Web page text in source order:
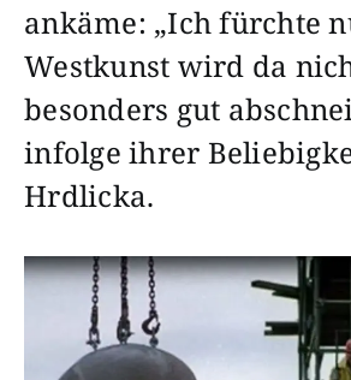
ankäme: „Ich fürchte
Westkunst wird da
besonders gut
infolge ihrer
Hrdlicka.